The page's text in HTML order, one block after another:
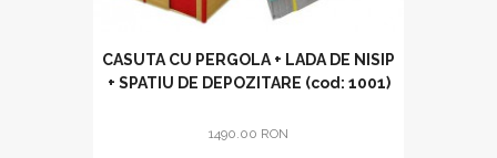
CASUTA CU PERGOLA + LADA DE NISIP
+ SPATIU DE DEPOZITARE (cod: 1001)
1490.00 RON